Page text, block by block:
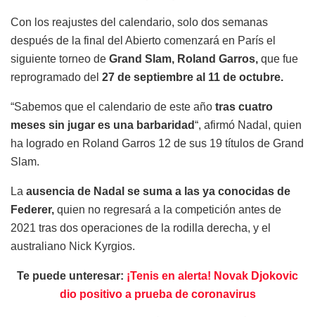
Con los reajustes del calendario, solo dos semanas
después de la final del Abierto comenzará en París el
siguiente torneo de Grand Slam, Roland Garros, que fue
reprogramado del 27 de septiembre al 11 de octubre.
“Sabemos que el calendario de este año tras cuatro
meses sin jugar es una barbaridad“, afirmó Nadal, quien
ha logrado en Roland Garros 12 de sus 19 títulos de Grand
Slam.
La ausencia de Nadal se suma a las ya conocidas de
Federer, quien no regresará a la competición antes de
2021 tras dos operaciones de la rodilla derecha, y el
australiano Nick Kyrgios.
Te puede unteresar: ¡Tenis en alerta! Novak Djokovic
dio positivo a prueba de coronavirus